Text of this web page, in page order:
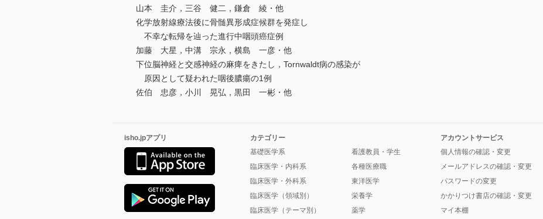
山本 圭介，三谷 健二，鎌倉 綾・他
化学放射線療法後に骨髄異形成症候群を発症し
不幸な転帰を辿った進行中咽頭癌症例
加藤 大星，中溝 宗永，横島 一彦・他
下位脳神経と交感神経の麻痺をきたし，Tornwaldt病の感染が
原因として疑われた咽後膿瘍の1例
佐伯 忠彦，小川 晃弘，黒田 一彬・他
isho.jpアプリ
カテゴリー
基礎医学系
臨床医学・内科系
臨床医学・外科系
臨床医学（領域別）
臨床医学（テーマ別）
看護教員・学生
各種医療職
東洋医学
栄養学
薬学
アカウントサービス
個人情報の確認・変更
メールアドレスの確認・変更
パスワードの変更
かかりつけ書店の確認・変更
マイ本棚